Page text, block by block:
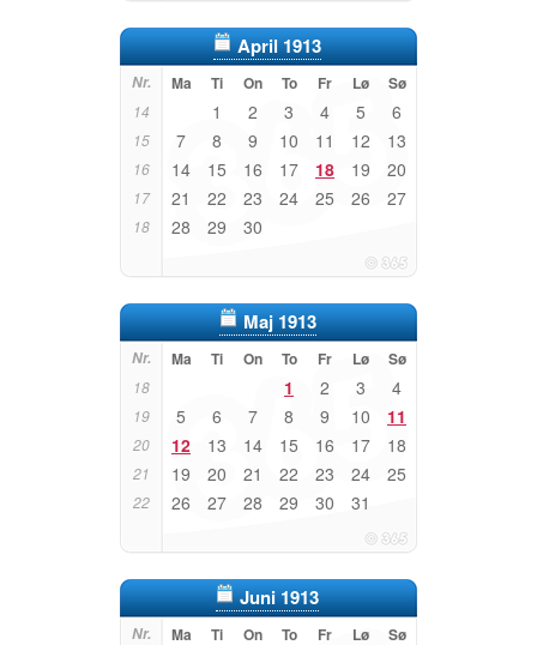
April 1913
Nr. Ma Ti On To Fr Lø Sø
14 1 2 3 4 5 6
15 7 8 9 10 11 12 13
16 14 15 16 17 18 19 20
17 21 22 23 24 25 26 27
18 28 29 30
Maj 1913
Nr. Ma Ti On To Fr Lø Sø
18 1 2 3 4
19 5 6 7 8 9 10 11
20 12 13 14 15 16 17 18
21 19 20 21 22 23 24 25
22 26 27 28 29 30 31
Juni 1913
Nr. Ma Ti On To Fr Lø Sø